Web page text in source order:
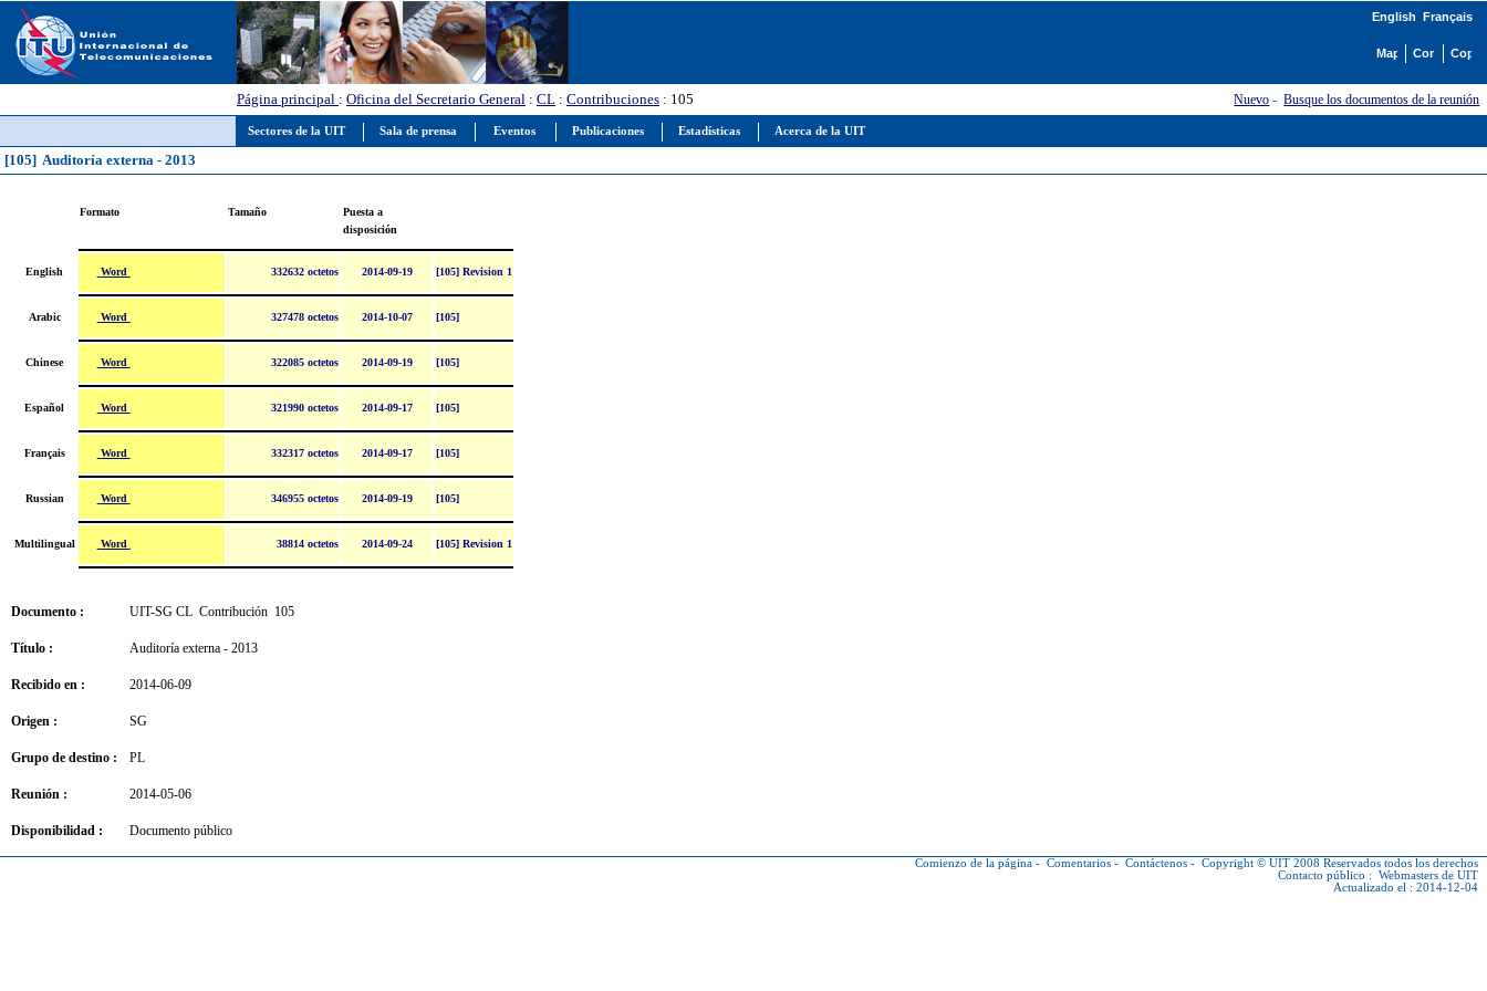
Sectores de la UIT Sala de prensa Eventos Publicaciones Estadísticas Acerca de la UIT
English Français
Página principal : Oficina del Secretario General : CL : Contribuciones : 105 Nuevo -Busque los documentos de la reunión
[105] Auditoría externa - 2013
Formato Tamaño
Puesta a
disposición
English Word 332632 octetos 2014-09-19 [105] Revision 1
Arabic Word 327478 octetos 2014-10-07 [105]
Chinese Word 322085 octetos 2014-09-19 [105]
Español Word 321990 octetos 2014-09-17 [105]
Français Word 332317 octetos 2014-09-17 [105]
Russian Word 346955 octetos 2014-09-19 [105]
Multilingual Word 38814 octetos 2014-09-24 [105] Revision 1
Documento : UIT-SG CL Contribución 105
Título : Auditoría externa - 2013
Recibido en : 2014-06-09
Origen : SG
Grupo de destino : PL
Reunión : 2014-05-06
Disponibilidad : Documento público
Comienzo de la página - Comentarios - Contáctenos - Copyright © UIT 2008 Reservados todos los derechos
Contacto público : Webmasters de UIT
Actualizado el : 2014-12-04